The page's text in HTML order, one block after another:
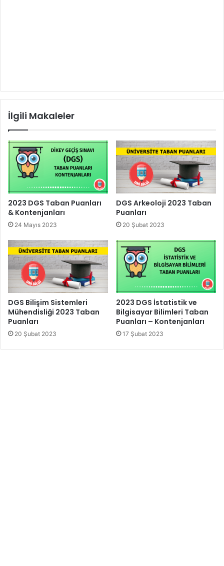
İlgili Makaleler
2023 DGS Taban Puanları
& Kontenjanları
24 Mayıs 2023
DGS Arkeoloji 2023 Taban
Puanları
20 Şubat 2023
DGS Bilişim Sistemleri
Mühendisliği 2023 Taban
Puanları
20 Şubat 2023
2023 DGS İstatistik ve
Bilgisayar Bilimleri Taban
Puanları – Kontenjanları
17 Şubat 2023